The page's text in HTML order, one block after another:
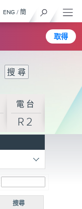
取得
ENG / 簡
電台
R2
搜尋